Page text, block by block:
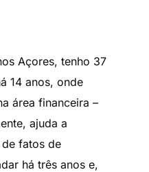
Açores, tenho 37
14 anos, onde
área financeira –
ajuda a
de fatos de
há três anos e,